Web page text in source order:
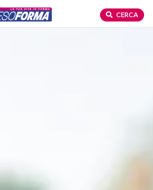
CERCA